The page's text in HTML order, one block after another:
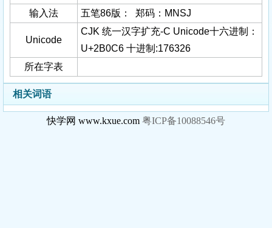
输入法
五笔86版： 郑码：MNSJ
Unicode
CJK 统一汉字扩充-C Unicode十六进制：
U+2B0C6 十进制:176326
所在字表
相关词语
快学网 www.kxue.com 粤ICP备10088546号